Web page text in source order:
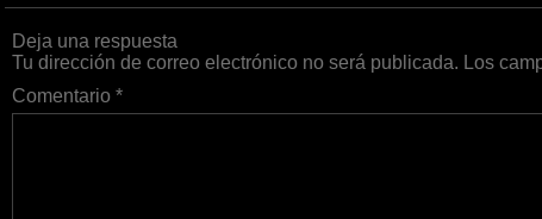
Deja una respuesta
Tu dirección de correo electrónico no será publicada. Los
Comentario*